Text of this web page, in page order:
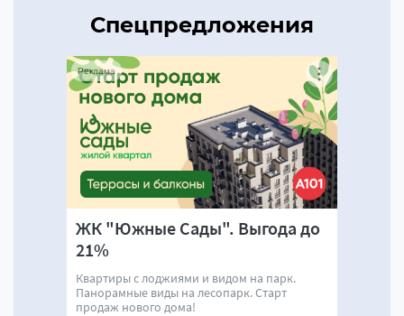
Спецпредложения
ЖК "Южные Сады". Выгода до
21%
Квартиры с лоджиями и видом на парк.
Панорамные виды на лесопарк. Старт
продаж нового дома!
Реклама